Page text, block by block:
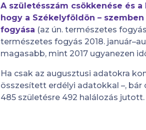
A születésszám csökkenése és
hogy a Székelyföldön –
fogyása (az ún. természetes
természetes fogyás 2018.
magasabb, mint 2017 ugyanezen
Ha csak az augusztusi adatokra
összesített erdélyi adatokkal –,
485 születésre 492 halálozás jutott.